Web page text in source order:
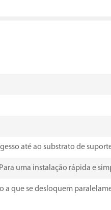
até ao substrato de
uma instalação rápida e
que se desloquem